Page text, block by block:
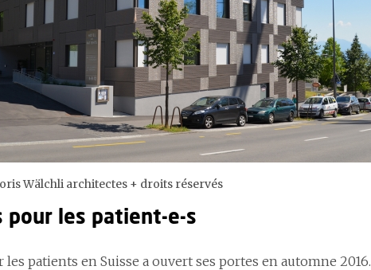
Wälchli architectes + droits réservés
pour les patient-e-s
patients en Suisse a ouvert ses portes en automne 2016.